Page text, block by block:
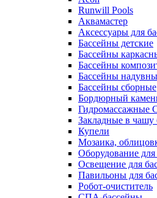
Runwill Pools
Аквамастер
Аксессуары для
Бассейны детские
Бассейны
Бассейны
Бассейны
Бассейны сборные
Бордюрный
Гидромассажные
Закладные в чашу
Купели
Мозаика,
Оборудование для
Освещение для
Павильоны для
Робот-очиститель